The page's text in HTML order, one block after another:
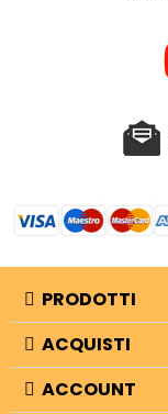
PRODOTTI
ACQUISTI
ACCOUNT